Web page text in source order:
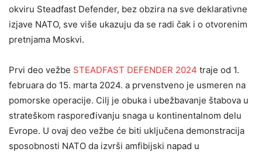
okviru Steadfast Defender, bez obzira na sve deklarativne
izjave NATO, sve više ukazuju da se radi čak i o otvorenim
pretnjama Moskvi.
Prvi deo vežbe STEADFAST DEFENDER 2024 traje od 1.
februara do 15. marta 2024. a prvenstveno je usmeren na
pomorske operacije. Cilj je obuka i ubežbavanje štabova u
strateškom raspoređivanju snaga u kontinentalnom delu
Evrope. U ovaj deo vežbe će biti uključena demonstracija
sposobnosti NATO da izvrši amfibijski napad u